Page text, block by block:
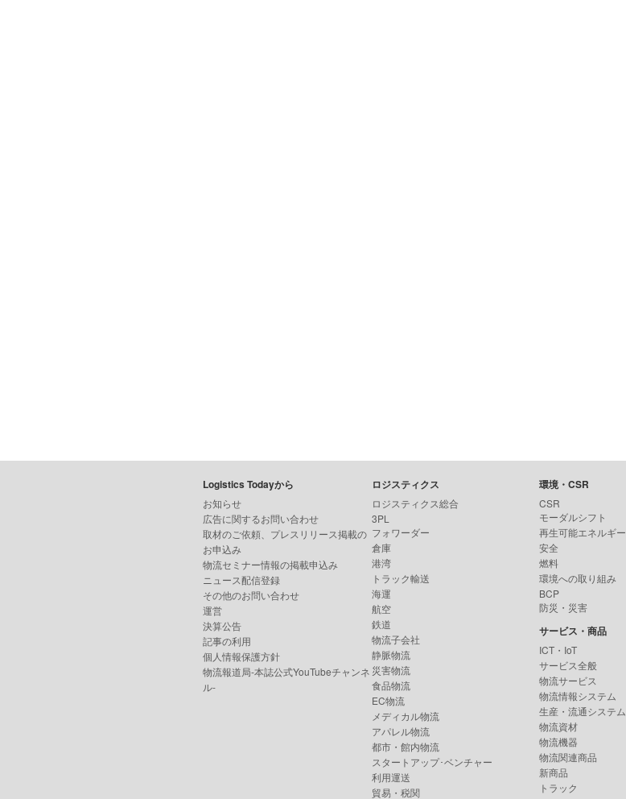
Logistics Todayから
お知らせ
広告に関するお問い合わせ
取材のご依頼、プレスリリース掲載の
お申込み
物流セミナー情報の掲載申込み
ニュース配信登録
その他のお問い合わせ
運営
決算公告
記事の利用
個人情報保護方針
物流報道局-本誌公式YouTubeチャンネ
ル-
ロジスティクス
ロジスティクス総合
3PL
フォワーダー
倉庫
港湾
トラック輸送
海運
航空
鉄道
物流子会社
静脈物流
災害物流
食品物流
EC物流
メディカル物流
アパレル物流
都市・館内物流
スタートアップ･ベンチャー
利用運送
貿易・税関
環境・CSR
CSR
モーダルシフト
再生可能エネルギー
安全
燃料
環境への取り組み
BCP
防災・災害
サービス・商品
ICT・IoT
サービス全般
物流サービス
物流情報システム
生産・流通システム
物流資材
物流機器
物流関連商品
新商品
トラック